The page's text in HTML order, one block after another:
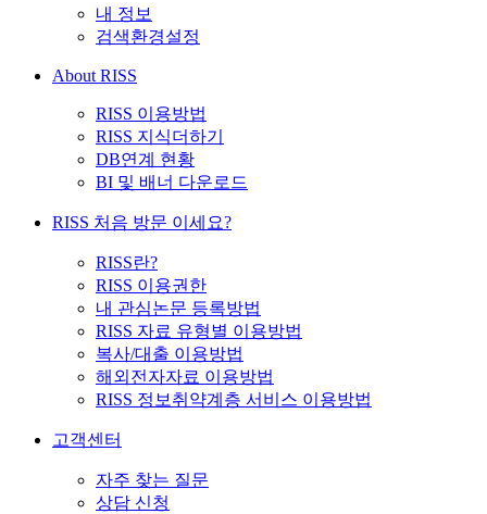
내 정보
검색환경설정
About RISS
RISS 이용방법
RISS 지식더하기
DB연계 현황
BI 및 배너 다운로드
RISS 처음 방문 이세요?
RISS란?
RISS 이용권한
내 관심논문 등록방법
RISS 자료 유형별 이용방법
복사/대출 이용방법
해외전자자료 이용방법
RISS 정보취약계층 서비스 이용방법
고객센터
자주 찾는 질문
상담 신청